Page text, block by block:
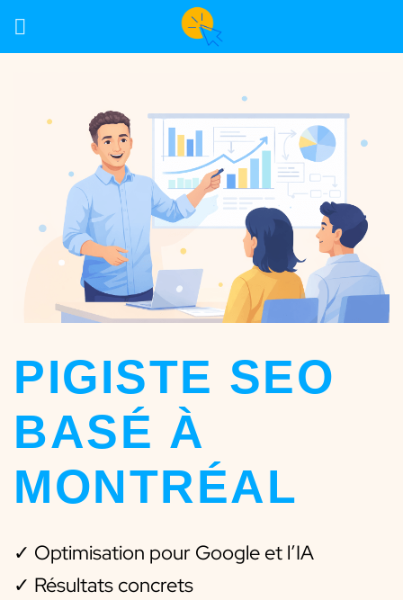
content
PIGISTE SEO
BASÉ À
MONTRÉAL
✓ Optimisation pour Google et l’IA
✓ Résultats concrets